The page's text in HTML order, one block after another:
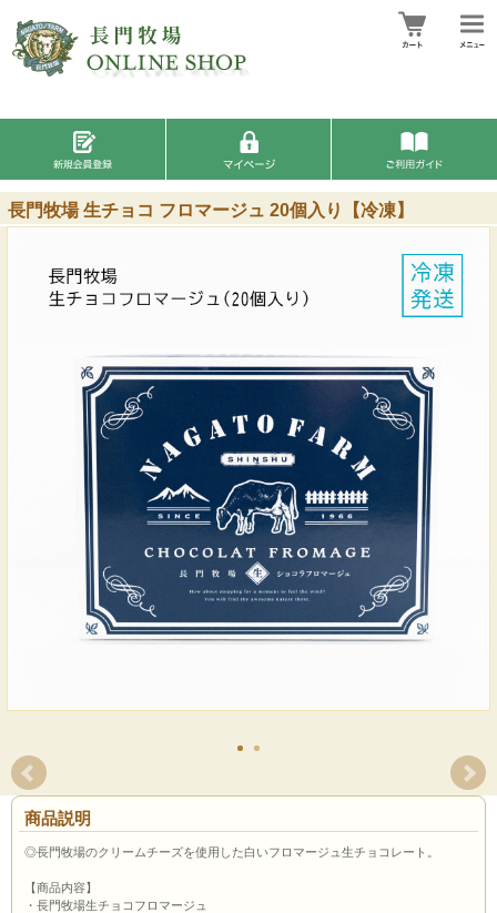
長門牧場 生チョコ フロマージュ 20個入り【冷凍】
商品説明
◎長門牧場のクリームチーズを使用した白いフロマージュ生チョコレート。
【商品内容】
・長門牧場生チョコフロマージュ